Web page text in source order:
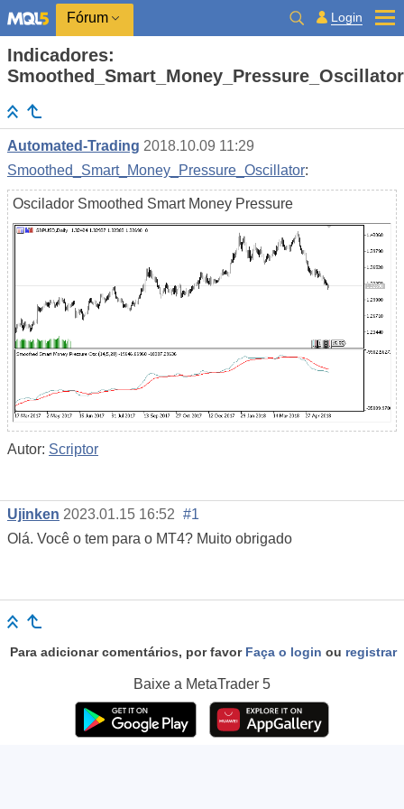
Fórum Login
Indicadores:
Smoothed_Smart_Money_Pressure_Oscillator
Automated-Trading 2018.10.09 11:29
Smoothed_Smart_Money_Pressure_Oscillator:
Oscilador Smoothed Smart Money Pressure
Autor: Scriptor
Ujinken 2023.01.15 16:52 #1
Olá. Você o tem para o MT4? Muito obrigado
Para adicionar comentários, por favor Faça o login ou registrar
Baixe a MetaTrader 5